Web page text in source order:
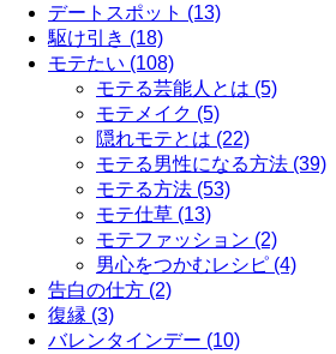
デートスポット (13)
駆け引き (18)
モテたい (108)
モテる芸能人とは (5)
モテメイク (5)
隠れモテとは (22)
モテる男性になる方法 (39)
モテる方法 (53)
モテ仕草 (13)
モテファッション (2)
男心をつかむレシピ (4)
告白の仕方 (2)
復縁 (3)
バレンタインデー (10)